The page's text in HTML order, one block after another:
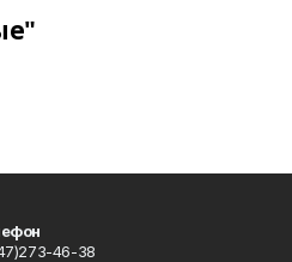
46-38